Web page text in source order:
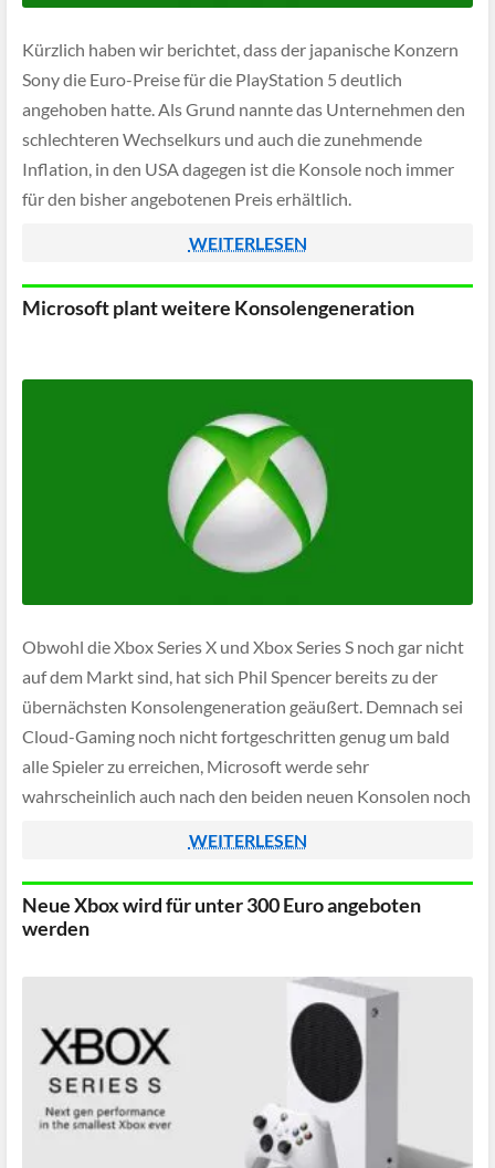
Kürzlich haben wir berichtet, dass der japanische Konzern
Sony die Euro-Preise für die PlayStation 5 deutlich
angehoben hatte. Als Grund nannte das Unternehmen den
schlechteren Wechselkurs und auch die zunehmende
Inflation, in den USA dagegen ist die Konsole noch immer
für den bisher angebotenen Preis erhältlich.
WEITERLESEN
Microsoft plant weitere Konsolengeneration
Obwohl die Xbox Series X und Xbox Series S noch gar nicht
auf dem Markt sind, hat sich Phil Spencer bereits zu der
übernächsten Konsolengeneration geäußert. Demnach sei
Cloud-Gaming noch nicht fortgeschritten genug um bald
alle Spieler zu erreichen, Microsoft werde sehr
wahrscheinlich auch nach den beiden neuen Konsolen noch
WEITERLESEN
Neue Xbox wird für unter 300 Euro angeboten
werden